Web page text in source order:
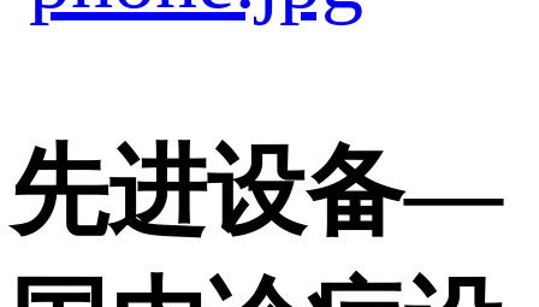
先进设备—